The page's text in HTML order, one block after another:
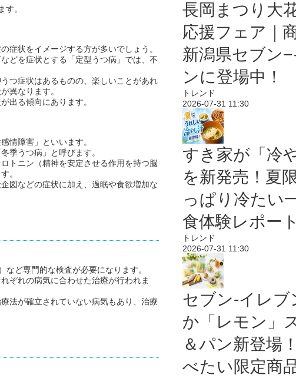
。
症状をイメージする方が多いでしょう。
どを症状とする「定型うつ病」では、不
つ症状はあるものの、楽しいことがあれ
異なります。
出る傾向にあります。
情障害」といいます。
季うつ病」と呼びます。
トニン（精神を安定させる作用を持つ脳
。
図などの症状に加え、過眠や食欲増加な
ど専門的な検査が必要になります。
ぞれの病気に合わせた治療が行われま
法が確立されていない病気もあり、治療
長岡まつり大
応援フェア｜
新潟県セブン
ンに登場中！
トレンド
2026-07-31 11:30
すき家が「冷
を新発売！夏
っぱり冷たい
食体験レポート
トレンド
2026-07-31 11:30
セブン‐イレブ
か「レモン」
＆パン新登場
べたい限定商